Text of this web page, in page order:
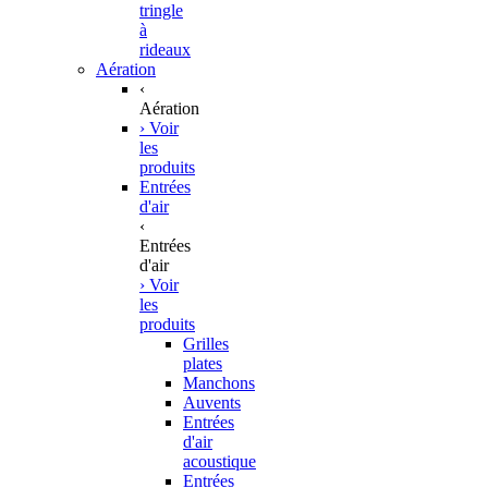
tringle
à
rideaux
Aération
‹
Aération
› Voir
les
produits
Entrées
d'air
‹
Entrées
d'air
› Voir
les
produits
Grilles
plates
Manchons
Auvents
Entrées
d'air
acoustique
Entrées